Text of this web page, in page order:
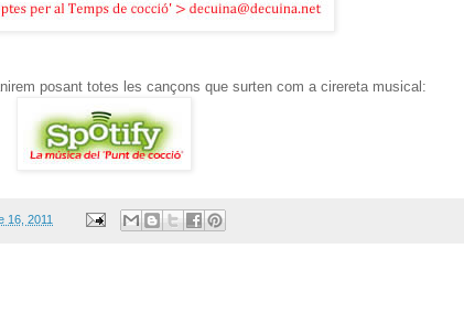
posant totes les cançons que surten com a cirereta musical:
16, 2011